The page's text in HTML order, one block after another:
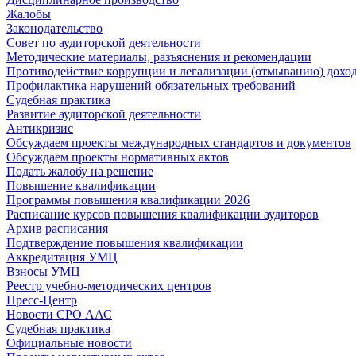
Жалобы
Законодательство
Совет по аудиторской деятельности
Методические материалы, разъяснения и рекомендации
Противодействие коррупции и легализации (отмыванию)
Профилактика нарушений обязательных требований
Судебная практика
Развитие аудиторской деятельности
Антикризис
Обсуждаем проекты международных стандартов и документов
Обсуждаем проекты нормативных актов
Подать жалобу на решение
Повышение квалификации
Программы повышения квалификации 2026
Расписание курсов повышения квалификации аудиторов
Архив расписания
Подтверждение повышения квалификации
Аккредитация УМЦ
Взносы УМЦ
Реестр учебно-методических центров
Пресс-Центр
Новости СРО ААС
Судебная практика
Официальные новости